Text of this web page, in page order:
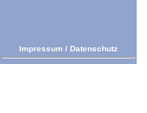
Impressum / Datenschutz